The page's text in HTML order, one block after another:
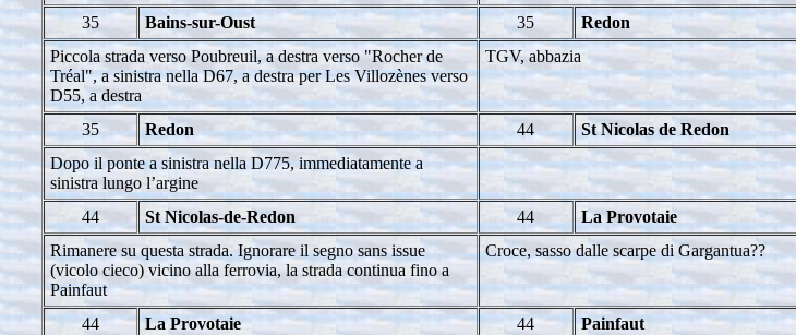
35 Bains-sur-Oust 35 Redon
Piccola strada verso Poubreuil, a destra verso "Rocher de
Tréal", a sinistra nella D67, a destra per Les Villozènes verso
D55, a destra
TGV, abbazia
35 Redon 44 St Nicolas de Redon
Dopo il ponte a sinistra nella D775, immediatamente a
sinistra lungo l’argine
44
St Nicolas-de-Redon 44 La Provotaie
Rimanere su questa strada. Ignorare il segno sans issue
(vicolo cieco) vicino alla ferrovia, la strada continua fino a
Painfaut
Croce, sasso dalle scarpe di Gargantua??
44 La Provotaie 44 Painfaut